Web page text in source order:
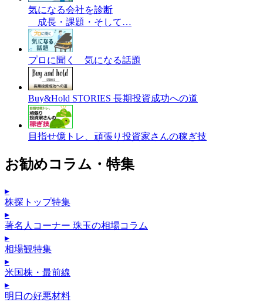
気になる会社を診断
成長・課題・そして…
プロに聞く 気になる話題
Buy&Hold STORIES 長期投資成功への道
目指せ億トレ、頑張り投資家さんの稼ぎ技
お勧めコラム・特集
▸
株探トップ特集
▸
著名人コーナー 珠玉の相場コラム
▸
相場観特集
▸
米国株・最前線
▸
明日の好悪材料